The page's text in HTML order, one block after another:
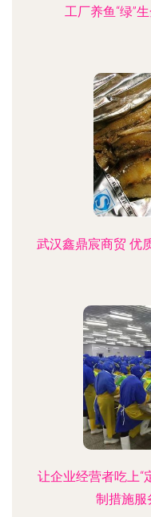
工厂养鱼“绿”
武汉鑫鼎宸商贸 优
让企业经营者吃上
制措施服